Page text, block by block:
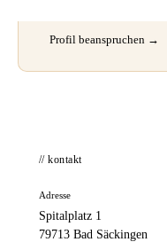
Profil beanspruchen →
// kontakt
Adresse
Spitalplatz 1
79713 Bad Säckingen